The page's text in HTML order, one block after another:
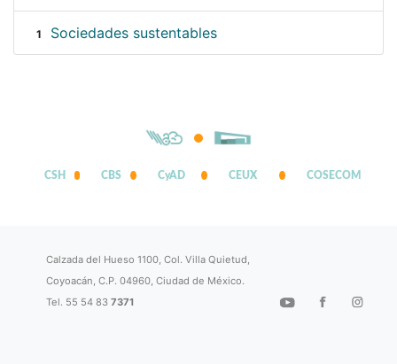
1 Sociedades sustentables
CSH CBS CyAD CEUX COSECOM
Calzada del Hueso 1100, Col. Villa Quietud,
Coyoacán, C.P. 04960, Ciudad de México.
Tel. 55 54 837371